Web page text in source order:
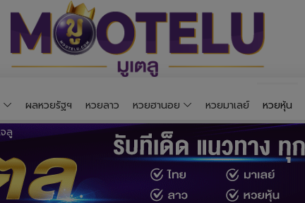
ผลหวยรัฐฯ หวยลาว หวยฮานอย หวยมาเลย์ หวยหุ้น